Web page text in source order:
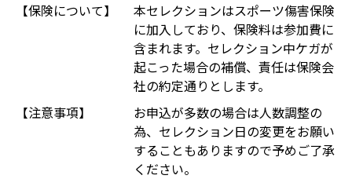
【保険について】
本セレクションはスポーツ傷害保険
に加入しており、保険料は参加費に
含まれます。セレクション中ケガが
起こった場合の補償、責任は保険会
社の約定通りとします。
【注意事項】
お申込が多数の場合は人数調整の
為、セレクション日の変更をお願い
することもありますので予めご了承
ください。